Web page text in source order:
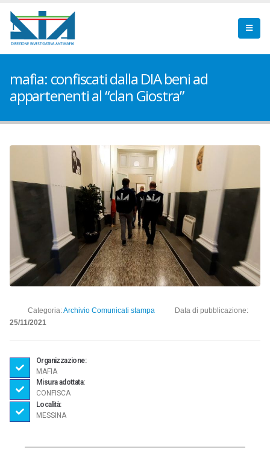
mafia: confiscati dalla DIA beni ad
appartenenti al “clan Giostra”
Categoria:Archivio Comunicati stampa
Data di pubblicazione:
25/11/2021
Organizzazione:
MAFIA
Misura adottata:
CONFISCA
Località:
MESSINA